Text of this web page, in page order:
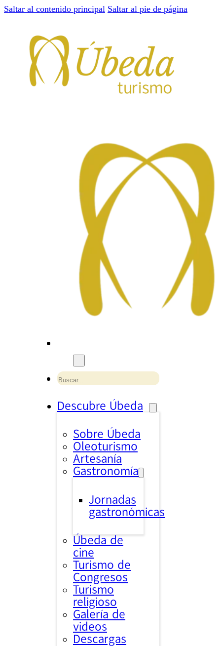
Saltar al contenido principal Saltar al pie de página
Buscar
Descubre Úbeda
Sobre Úbeda
Oleoturismo
Artesanía
Gastronomía
Jornadas
gastronómicas
Úbeda de
cine
Turismo de
Congresos
Turismo
religioso
Galería de
videos
Descargas